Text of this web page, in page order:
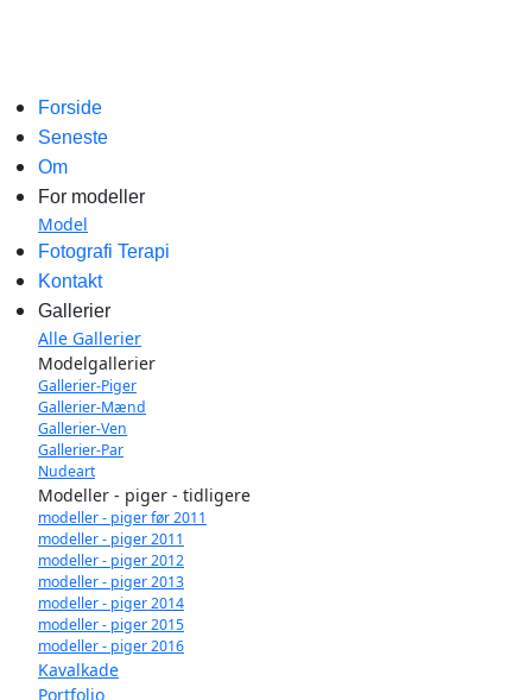
Forside
Seneste
Om
For modeller
Model
Fotografi Terapi
Kontakt
Gallerier
Alle Gallerier
Modelgallerier
Gallerier-Piger
Gallerier-Mænd
Gallerier-Ven
Gallerier-Par
Nudeart
Modeller - piger - tidligere
modeller - piger før 2011
modeller - piger 2011
modeller - piger 2012
modeller - piger 2013
modeller - piger 2014
modeller - piger 2015
modeller - piger 2016
Kavalkade
Portfolio